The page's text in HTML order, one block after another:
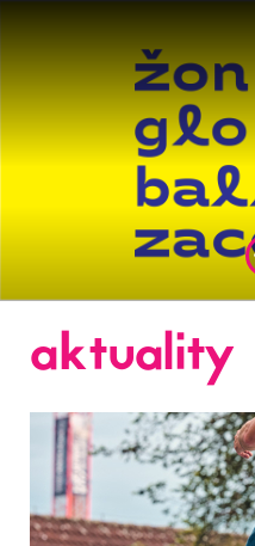
aktuality